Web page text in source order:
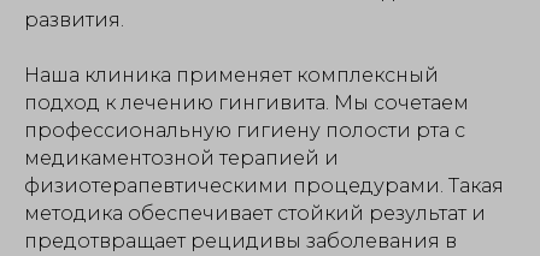
развития.
Наша клиника применяет комплексный
подход к лечению гингивита. Мы сочетаем
профессиональную гигиену полости рта с
медикаментозной терапией и
физиотерапевтическими процедурами. Такая
методика обеспечивает стойкий результат и
предотвращает рецидивы заболевания в